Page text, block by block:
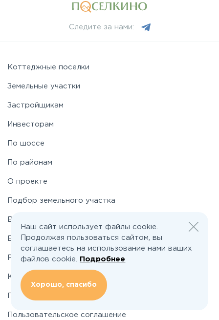
Следите за нами:
Коттеджные поселки
Земельные участки
Застройщикам
Инвесторам
По шоссе
По районам
О проекте
Подбор земельного участка
Вакансии
Блог
Реклама и сотрудничество
Контакты
Политика конфиденциальности
Пользовательское соглашение
Наш сайт использует файлы cookie.
Продолжая пользоваться сайтом, вы
соглашаетесь на использование нами ваших
файлов cookie.
Подробнее
Хорошо, спасибо